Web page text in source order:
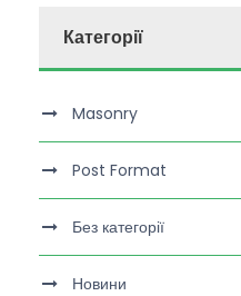
Категорії
Masonry
Post Format
Без категорії
Новини